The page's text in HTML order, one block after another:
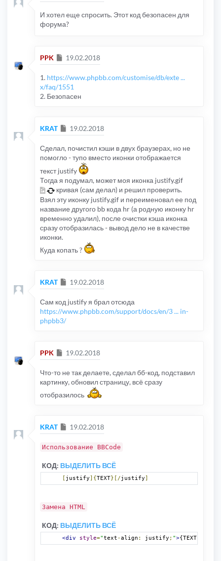
И хотел еще спросить. Этот код безопасен для
форума?
PPK Сообщение
19.02.2018
1. https://www.phpbb.com/customise/db/exte ...
x/faq/1551
2. Безопасен
KRAT Сообщение
19.02.2018
Сделал, почистил кэши в двух браузерах, но не
помогло - тупо вместо иконки отображается
текст justify
Тогда я подумал, может моя иконка justify.gif
кривая (сам делал) и решил проверить.
Взял эту иконку justify.gif и переименовал ее под
название другого bb кода hr (а родную иконку hr
временно удалил), после очистки кэша иконка
сразу отобразилась - вывод дело не в качестве
иконки.
Куда копать ?
KRAT Сообщение
19.02.2018
Сам код justify я брал отсюда
https://www.phpbb.com/support/docs/en/3 ... in-
phpbb3/
PPK Сообщение
19.02.2018
Что-то не так делаете, сделал бб-код, подставил
картинку, обновил страницу, всё сразу
отобразилось
KRAT Сообщение
19.02.2018
Использование BBCode
КОД: ВЫДЕЛИТЬ ВСЁ
[ justify]{TEXT}[/justify]
Замена HTML
КОД: ВЫДЕЛИТЬ ВСЁ
<div style="text-align : justify ; ">{TEXT}